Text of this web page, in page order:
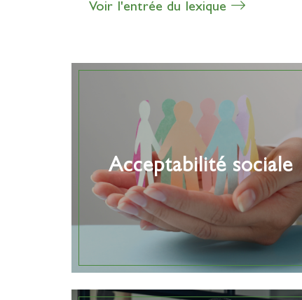
Voir l'entrée du lexique
Acceptabilité sociale